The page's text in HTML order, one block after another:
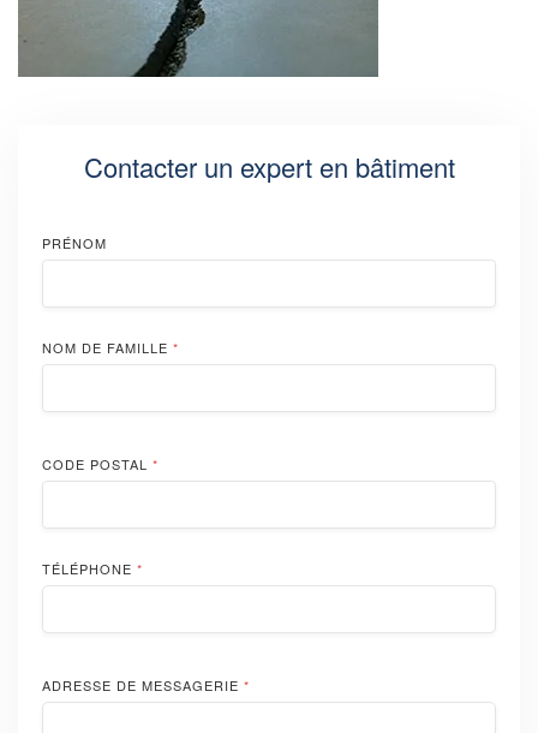
Contacter un expert en bâtiment
PRÉNOM
NOM DE FAMILLE *
CODE POSTAL *
TÉLÉPHONE *
ADRESSE DE MESSAGERIE *